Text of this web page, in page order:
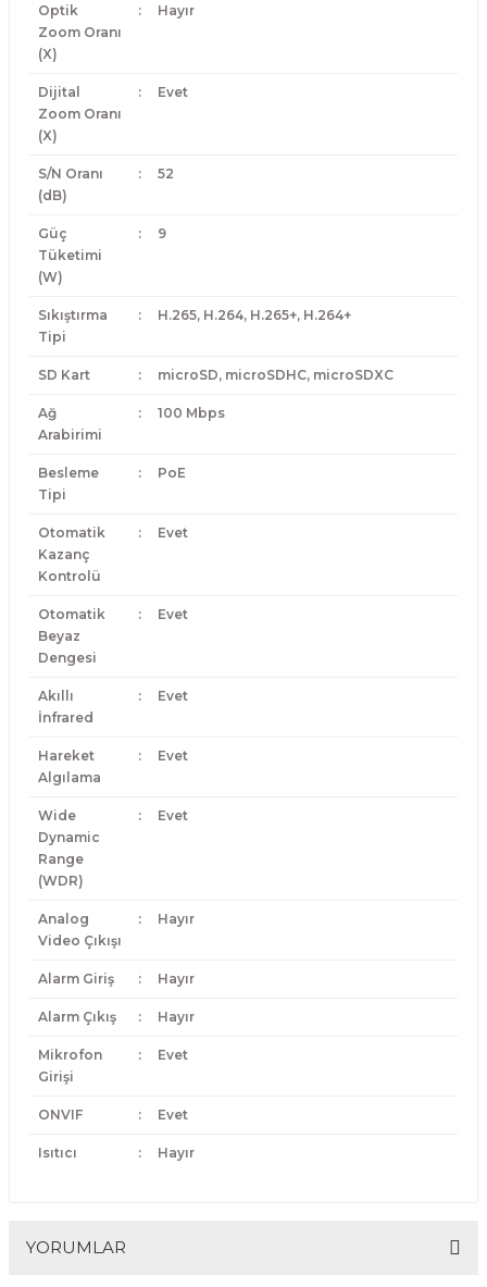
Optik
Zoom Oranı
(X)
: Hayır
Dijital
Zoom Oranı
(X)
: Evet
S/N Oranı
(dB)
: 52
Güç
Tüketimi
(W)
: 9
Sıkıştırma
Tipi
: H.265, H.264, H.265+, H.264+
SD Kart : microSD, microSDHC, microSDXC
Ağ
Arabirimi
: 100 Mbps
Besleme
Tipi
: PoE
Otomatik
Kazanç
Kontrolü
: Evet
Otomatik
Beyaz
Dengesi
: Evet
Akıllı
İnfrared
: Evet
Hareket
Algılama
: Evet
Wide
Dynamic
Range
(WDR)
: Evet
Analog
Video Çıkışı
: Hayır
Alarm Giriş : Hayır
Alarm Çıkış : Hayır
Mikrofon
Girişi
: Evet
ONVIF : Evet
Isıtıcı : Hayır
YORUMLAR